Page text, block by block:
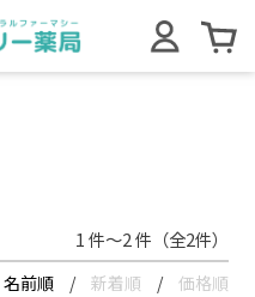
1 件～2 件（全2件）
名前順 / 新着順 / 価格順